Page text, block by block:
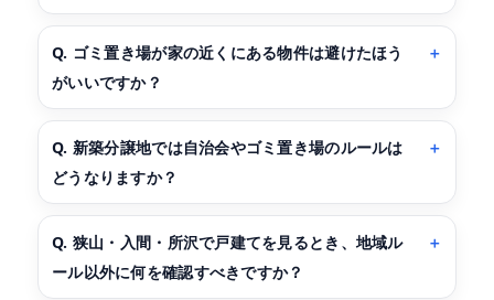
Q. ゴミ置き場が家の近くにある物件は避けたほう
がいいですか？
Q. 新築分譲地では自治会やゴミ置き場のルールは
どうなりますか？
Q. 狭山・入間・所沢で戸建てを見るとき、地域ル
ール以外に何を確認すべきですか？